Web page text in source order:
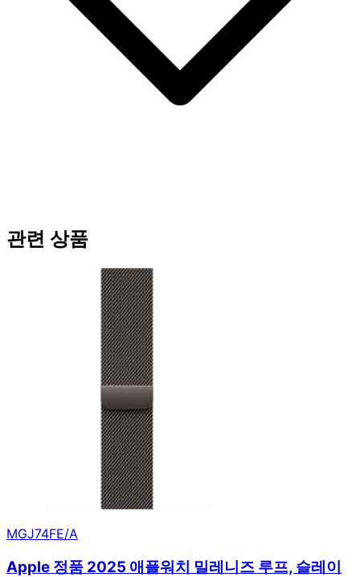
관련 상품
MGJ74FE/A
Apple 정품 2025 애플워치 밀레니즈 루프, 슬레이